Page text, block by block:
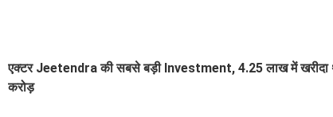
एक्टर Jeetendra की सबसे बड़ी Investment, 4.25 लाख में खरीदा
करोड़